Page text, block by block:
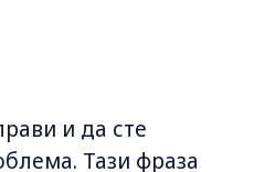
и да сте
Тази фраза